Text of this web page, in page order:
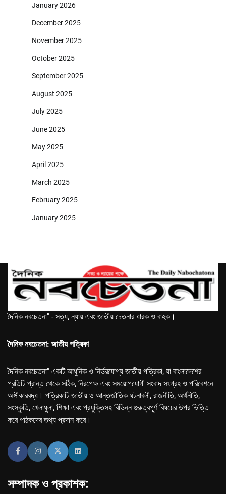
January 2026
December 2025
November 2025
October 2025
September 2025
August 2025
July 2025
June 2025
May 2025
April 2025
March 2025
February 2025
January 2025
দৈনিক নবচেতনা" - সত্য, ন্যায় এবং জাতীয় চেতনার ধারক ও বাহক।
দৈনিক নবচেতনা: জাতীয় পত্রিকা
দৈনিক নবচেতনা" একটি আধুনিক ও নির্ভরযোগ্য জাতীয় পত্রিকা, যা বাংলাদেশের
প্রতিটি প্রান্ত থেকে সঠিক, নিরপেক্ষ এবং সময়োপযোগী সংবাদ সংগ্রহ ও পরিবেশনে
অঙ্গীকারবদ্ধ। পত্রিকাটি জাতীয় ও আন্তর্জাতিক ঘটনাবলী, রাজনীতি, অর্থনীতি,
সংস্কৃতি, খেলাধুলা, শিক্ষা এবং প্রযুক্তিসহ বিভিন্ন গুরুত্বপূর্ণ বিষয়ের উপর ভিত্তি
করে পাঠকদের তথ্য প্রদান করে।
সম্পাদক ও প্রকাশক: